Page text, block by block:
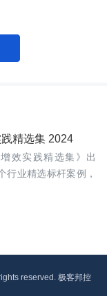
精选集 2024
效实践精选集》出
行业精选标杆案例，
reserved. 极客邦控